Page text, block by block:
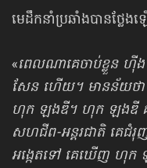
មេដឹកនាំប្រឆាំងបានថ្លែង
«ពេលណាគេចាប់ខ្លួន ហ៊ី
សែន ហើយ។ មានន័យថា
ហុក ឡងឌី។ ហុក ឡងឌី គាត់
សហជីព-អន្តរជាតិ គេជំរុ
អង្កេតទៅ គេឃើញ ហុក